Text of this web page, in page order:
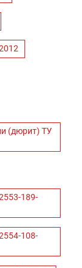
(дюрит) ТУ
189-
108-